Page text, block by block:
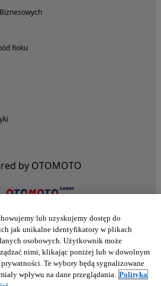
Roku
by OTOMOTO
lub uzyskujemy dostęp do
jak unikalne identyfikatory w plikach
osobowych. Użytkownik może
nimi, klikając poniżej lub w dowolnym
Te wybory będą sygnalizowane
wpływu na dane przeglądania. Polityka